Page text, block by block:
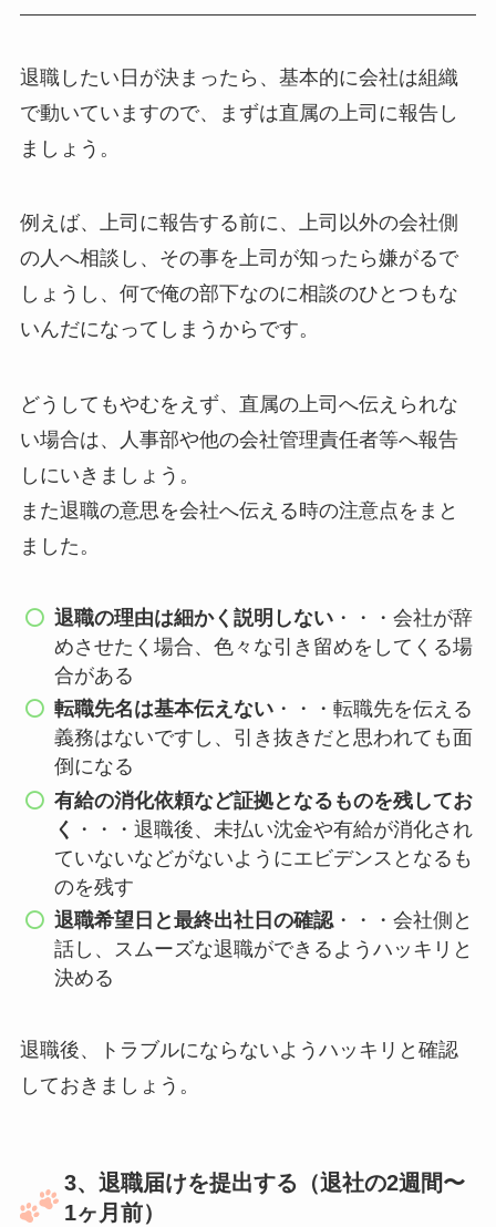
退職したい日が決まったら、基本的に会社は組織
で動いていますので、まずは直属の上司に報告し
ましょう。
例えば、上司に報告する前に、上司以外の会社側
の人へ相談し、その事を上司が知ったら嫌がるで
しょうし、何で俺の部下なのに相談のひとつもな
いんだになってしまうからです。
どうしてもやむをえず、直属の上司へ伝えられな
い場合は、人事部や他の会社管理責任者等へ報告
しにいきましょう。
また退職の意思を会社へ伝える時の注意点をまと
ました。
退職の理由は細かく説明しない ・・・会社が辞
めさせたく場合、色々な引き留めをしてくる場
合がある
転職先名は基本伝えない ・・・転職先を伝える
義務はないですし、引き抜きだと思われても面
倒になる
有給の消化依頼など証拠となるものを残してお
く ・・・退職後、未払い沈金や有給が消化され
ていないなどがないようにエビデンスとなるも
のを残す
退職希望日と最終出社日の確認・・・会社側と
話し、スムーズな退職ができるようハッキリと
決める
退職後、トラブルにならないようハッキリと確認
しておきましょう。
3、退職届けを提出する（退社の2週間〜
1ヶ月前）